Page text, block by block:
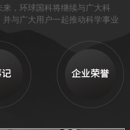
，环球国科将继续与广大科
与广大用户一起推动科学事业